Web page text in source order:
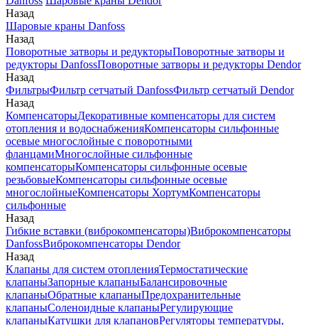
Назад
Шаровые краны Danfoss
Назад
Поворотные затворы и редукторыПоворотные затворы и
редукторы DanfossПоворотные затворы и редукторы Dendor
Назад
ФильтрыФильтр сетчатый DanfossФильтр сетчатый Dendor
Назад
КомпенсаторыДекоративные компенсаторы для систем
отопления и водоснабженияКомпенсаторы сильфонные
осевые многослойные с поворотными
фланцамиМногослойные сильфонные
компенсаторыКомпенсаторы сильфонные осевые
резьбовыеКомпенсаторы сильфонные осевые
многослойныеКомпенсаторы ХортумКомпенсаторы
сильфонные
Назад
Гибкие вставки (виброкомпенсаторы)Виброкомпенсаторы
DanfossВиброкомпенсаторы Dendor
Назад
Клапаны для систем отопленияТермостатические
клапаныЗапорные клапаныБалансировочные
клапаныОбратные клапаныПредохранительные
клапаныСоленоидные клапаныРегулирующие
клапаныКатушки для клапановРегуляторы температуры,